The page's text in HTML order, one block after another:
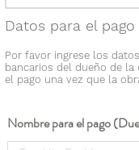
Datos para el
Por favor ingrese los
bancarios del dueño de la
el pago una vez que la
Nombre para el pago